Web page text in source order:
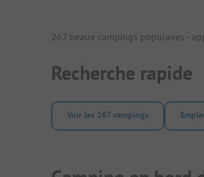
267 beaux campings populaires -
Recherche rapide
Voir les 267 campings